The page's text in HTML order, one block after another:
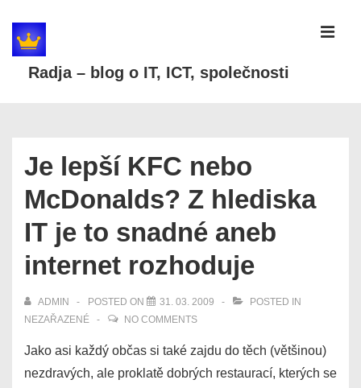
Skip
Radja – blog o IT, ICT, společnosti
Je lepší KFC nebo
McDonalds? Z hlediska
IT je to snadné aneb
internet rozhoduje
ADMIN POSTED ON 31. 03. 2009
POSTED IN
NEZAŘAZENÉ
NO COMMENTS
Jako asi každý občas si také zajdu do těch (většinou)
nezdravých, ale proklatě dobrých restaurací, kterých se